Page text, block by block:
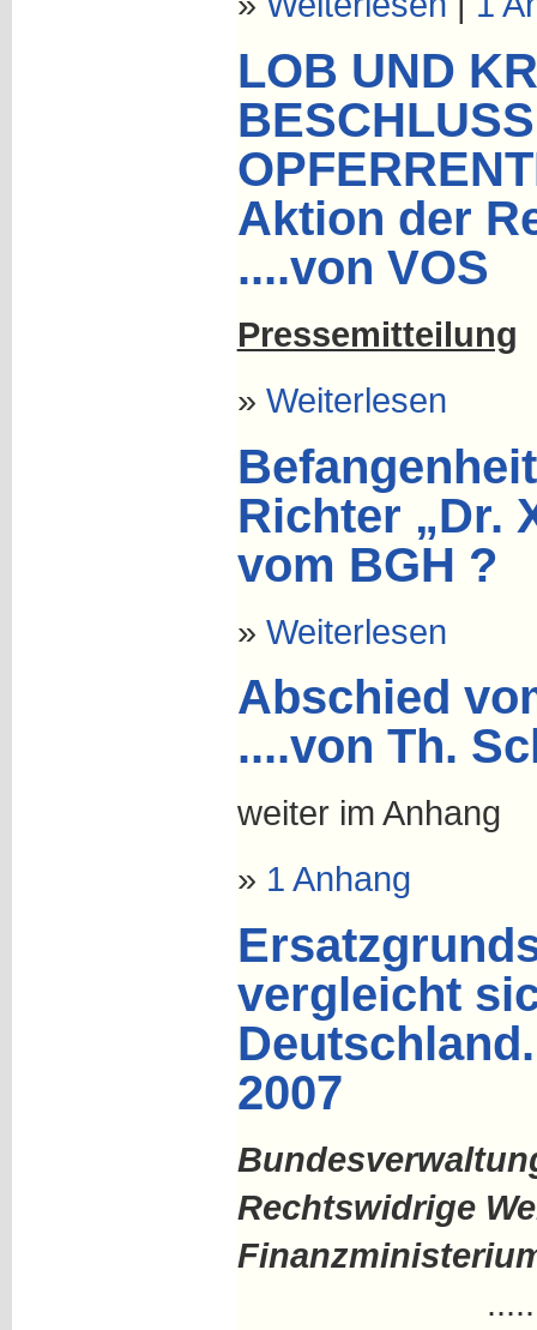
LOB UND
Aktion der
....von VOS
Pressemitteilung
» Weiterlesen
Richter „Dr.
vom BGH ?
» Weiterlesen
Abschied
....von Th.
weiter im Anhang
» 1 Anhang
vergleicht
2007
Rechtswidrige